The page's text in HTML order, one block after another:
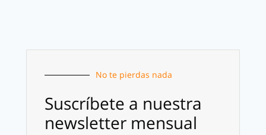
No te pierdas nada
Suscríbete a nuestra
newsletter mensual